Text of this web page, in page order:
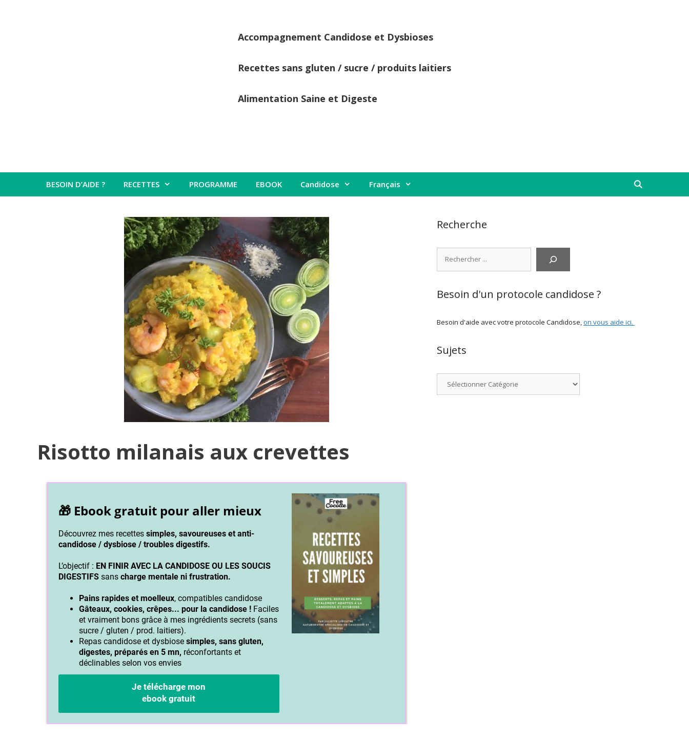
Accompagnement Candidose et Dysbioses
Recettes sans gluten / sucre / produits laitiers
Alimentation Saine et Digeste
BESOIN D’AIDE ? RECETTES PROGRAMME EBOOK Candidose Français
Risotto milanais aux crevettes
Recherche
Besoin d'un protocole candidose ?
Besoin d'aide avec votre protocole Candidose, on vous aide ici.
Sujets